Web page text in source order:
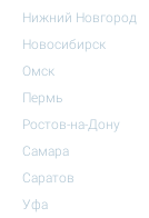
Нижний Новгород
Новосибирск
Омск
Пермь
Ростов-на-Дону
Самара
Саратов
Уфа